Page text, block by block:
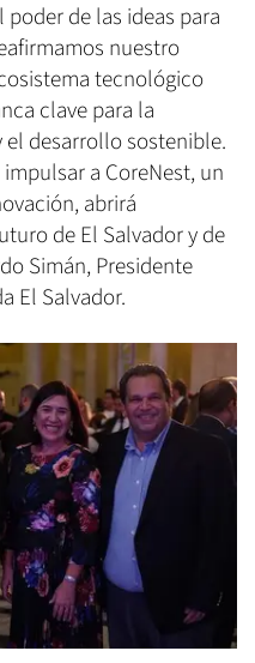
poder de las ideas para
nuestro
tecnológico
clave para la
desarrollo sostenible.
a CoreNest, un
abrirá
de El Salvador y de
Simán, Presidente
El Salvador.